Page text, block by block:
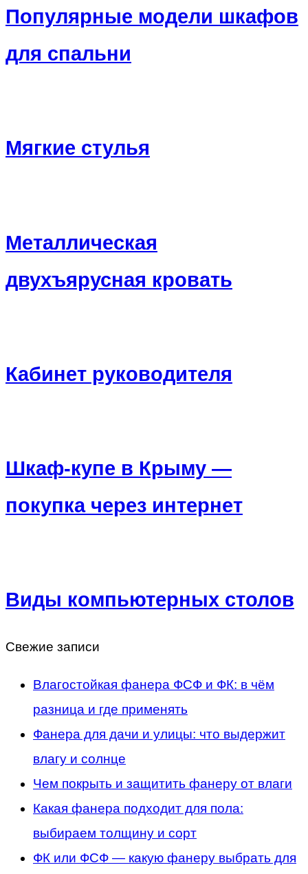
Популярные модели шкафов
для спальни
Мягкие стулья
Металлическая
двухъярусная кровать
Кабинет руководителя
Шкаф-купе в Крыму —
покупка через интернет
Виды компьютерных столов
Свежие записи
Влагостойкая фанера ФСФ и ФК: в чём
разница и где применять
Фанера для дачи и улицы: что выдержит
влагу и солнце
Чем покрыть и защитить фанеру от влаги
Какая фанера подходит для пола:
выбираем толщину и сорт
ФК или ФСФ — какую фанеру выбрать для